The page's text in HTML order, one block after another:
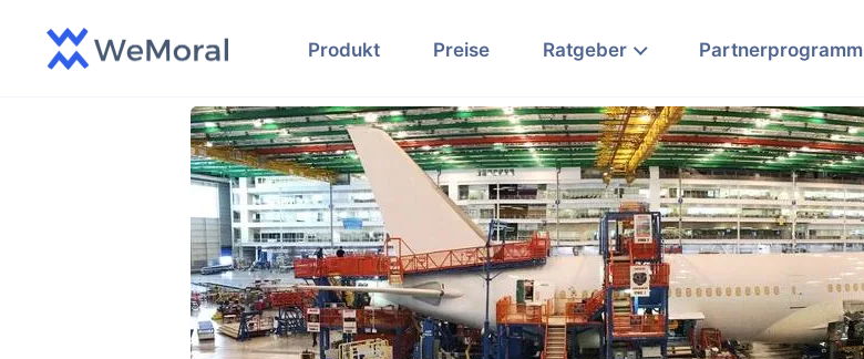
Produkt Preise Ratgeber Partnerprogramm